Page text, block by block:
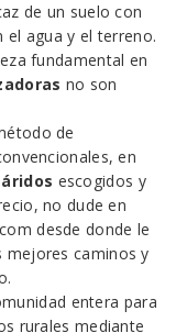
de un suelo con
agua y el terreno.
fundamental en
no son
de
en
escogidos y
no dude en
desde donde le
mejores caminos y
entera para
rurales mediante